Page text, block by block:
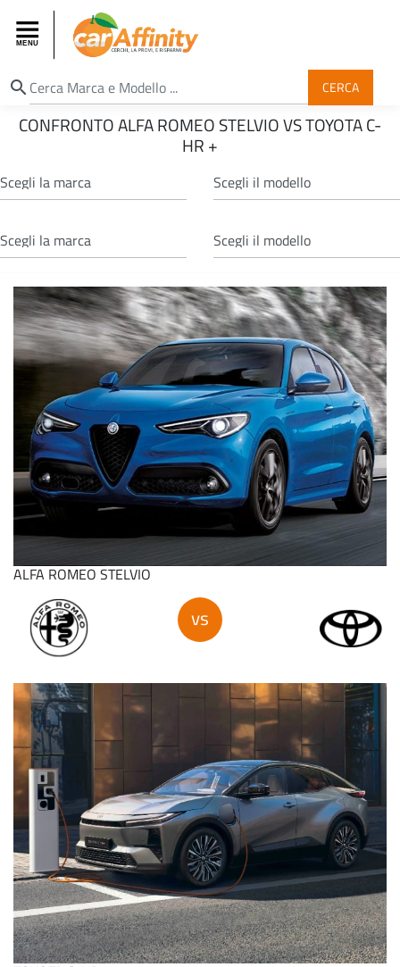
search CERCA
CONFRONTO ALFA ROMEO STELVIO VS TOYOTA C-
HR +
ALFA ROMEO STELVIO
vs